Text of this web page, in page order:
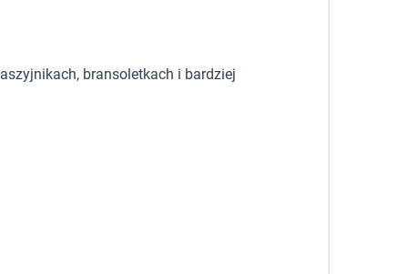
bransoletkach i bardziej